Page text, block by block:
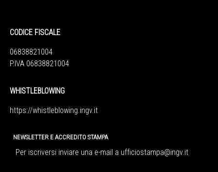
CODICE FISCALE
06838821004
P.IVA 06838821004
WHISTLEBLOWING
https://whistleblowing.ingv.it
NEWSLETTER E ACCREDITO STAMPA
Per iscriversi inviare una e-mail a ufficiostampa@ingv.it